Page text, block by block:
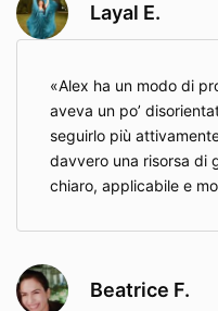
Layal E.
Alex ha un modo di
aveva un po’
seguirlo più
davvero una risorsa di
chiaro, applicabile e
Beatrice F.